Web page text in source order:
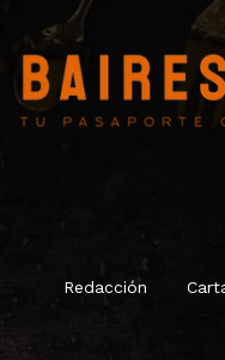
Redacción